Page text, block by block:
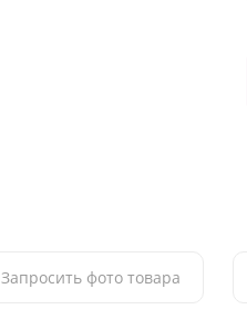
Запросить фото товара